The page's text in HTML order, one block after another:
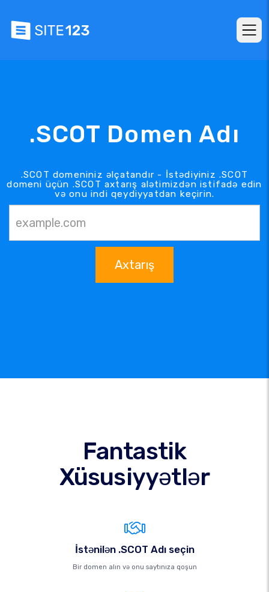
.SCOT Domen Adı
.SCOT domeniniz əlçatandır - İstədiyiniz .SCOT
domeni üçün .SCOT axtarış alətimizdən istifadə edin
və onu indi qeydiyyatdan keçirin.
Axtarış
Fantastik
Xüsusiyyətlər
İstənilən .SCOT Adı seçin
Bir domen alın və onu saytınıza qoşun